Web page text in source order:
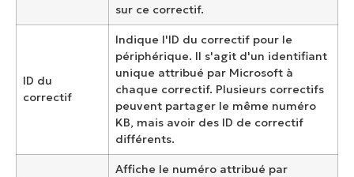
sur ce correctif.
ID du
correctif
Indique l'ID du correctif pour le
périphérique. Il s'agit d'un identifiant
unique attribué par Microsoft à
chaque correctif. Plusieurs correctifs
peuvent partager le même numéro
KB, mais avoir des ID de correctif
différents.
Affiche le numéro attribué par